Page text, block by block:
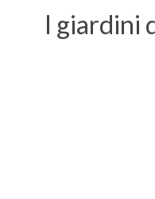
I giardini